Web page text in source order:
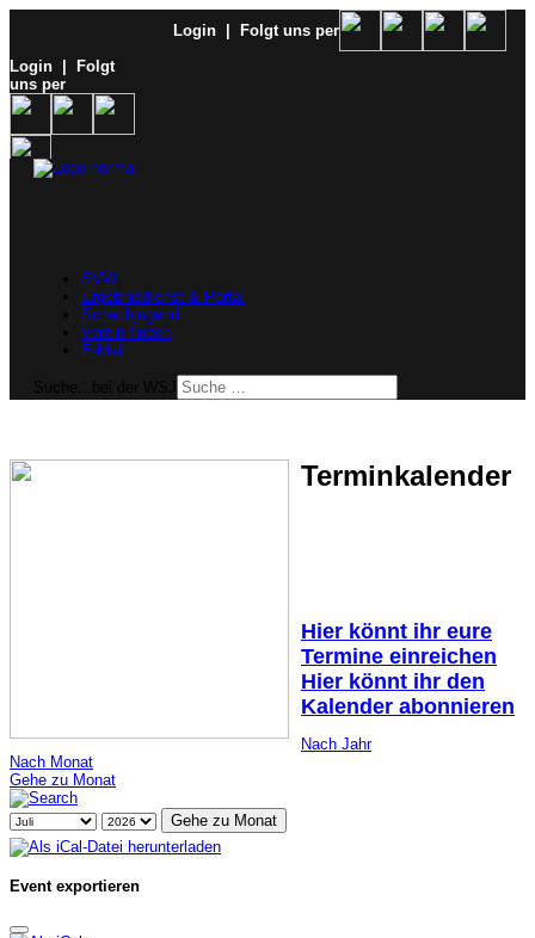
Login
| Folgt uns per
Login
| Folgt
uns per
SVW
Ergebnisdienst & Portal
Schachjugend
Verein finden
E-Mail
Terminkalender
Hier könnt ihr eure
Termine einreichen
Hier könnt ihr den
Kalender abonnieren
Nach Jahr
Nach Monat
Gehe zu Monat
Gehe zu Monat
Event exportieren